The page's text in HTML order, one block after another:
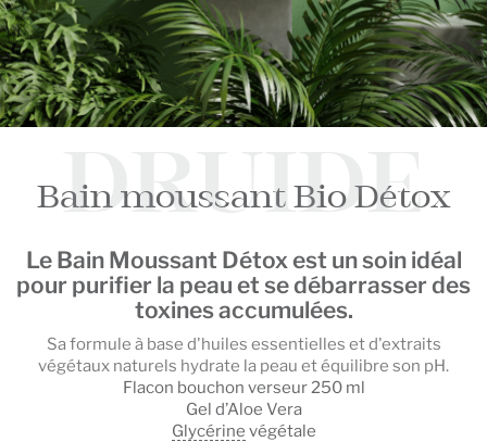
DRUIDE
Bain moussant Bio Détox
Le Bain Moussant Détoxest un soin idéal
pour purifier la peau et se débarrasser des
toxinesaccumulées.
Sa formule à base d'huiles essentielles et d'extraits
végétaux naturels hydrate la peau et équilibre son pH.
Flacon bouchon verseur 250 ml
Gel d’Aloe Vera
Glycérine végétale